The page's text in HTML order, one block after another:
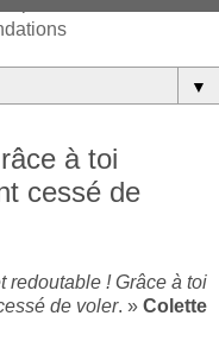
▼
à toi
cessé de
redoutable ! Grâce à toi
de voler. » Colette